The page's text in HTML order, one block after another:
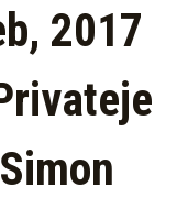
2017